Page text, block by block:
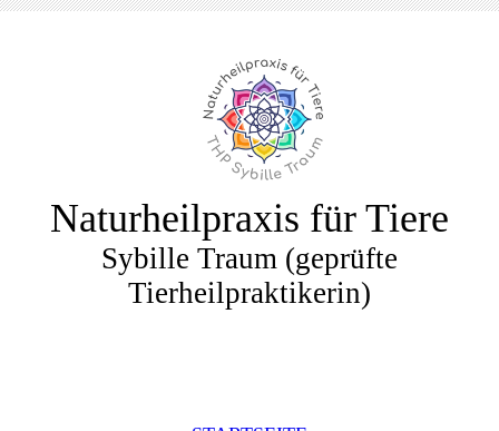
Naturheilpraxis für Tiere
Sybille Traum (geprüfte
Tierheilpraktikerin)